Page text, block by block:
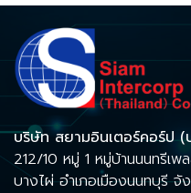
บริษัท สยามอินเตอร์คอร์ป (
212/10 หมู่ 1 หมู่บ้านนนทรีเ
บางไผ่ อำเภอเมืองนนทบุรี จั